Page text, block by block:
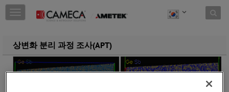
Skip to content
T
o
g
l
e
n
상변화 분리 과정 조사(APT)